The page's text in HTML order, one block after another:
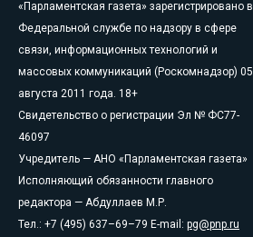
«Парламентская газета» зарегистрировано в
Федеральной службе по надзору в сфере
связи, информационных технологий и
массовых коммуникаций (Роскомнадзор) 05
августа 2011 года. 18+
Свидетельство о регистрации Эл № ФС77-
46097
Учредитель — АНО «Парламентская газета»
Исполняющий обязанности главного
редактора — Абдуллаев М.Р.
Тел.: +7 (495) 637–69–79 E-mail: pg@pnp.ru